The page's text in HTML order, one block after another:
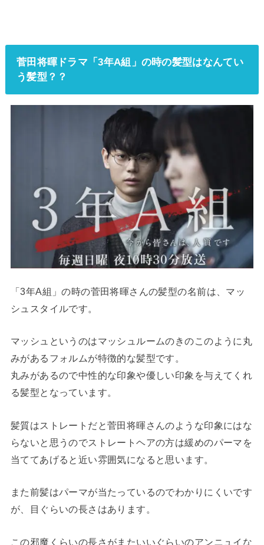
菅田将暉ドラマ「3年A組」の時の髪型はなんてい
う髪型？？
「3年A組」の時の菅田将暉さんの髪型の名前は、マッ
シュスタイルです。
マッシュというのはマッシュルームのきのこのように丸
みがあるフォルムが特徴的な髪型です。
丸みがあるので中性的な印象や優しい印象を与えてくれ
る髪型となっています。
髪質はストレートだと菅田将暉さんのような印象にはな
らないと思うのでストレートヘアの方は緩めのパーマを
当ててあげると近い雰囲気になると思います。
また前髪はパーマが当たっているのでわかりにくいです
が、目ぐらいの長さはあります。
この邪魔くらいの長さがまたいいぐらいのアンニュイな